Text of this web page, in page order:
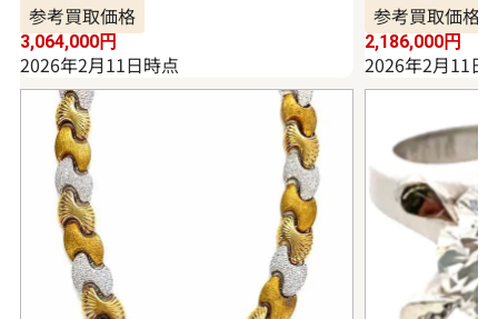
参考買取価格
3,064,000円
2026年2月11日時点
参考買取価格
2,186,000円
2026年2月11日